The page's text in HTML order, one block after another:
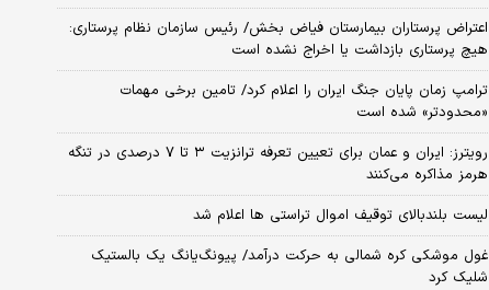
اعتراض پرستاران بیمارستان فیاض بخش/ رئیس سازمان نظام پرستاری:
هیچ پرستاری بازداشت یا اخراج نشده است
ترامپ زمان پایان جنگ ایران را اعلام کرد/ تامین برخی مهمات
«محدودتر» شده است
رویترز: ایران و عمان برای تعیین تعرفه ترانزیت ۳ تا ۷ درصدی در تنگه
هرمز مذاکره می‌کنند
لیست بلندبالای توقیف اموال تراستی ها اعلام شد
غول موشکی کره شمالی به حرکت درآمد/ پیونگ‌یانگ یک بالستیک
شلیک کرد